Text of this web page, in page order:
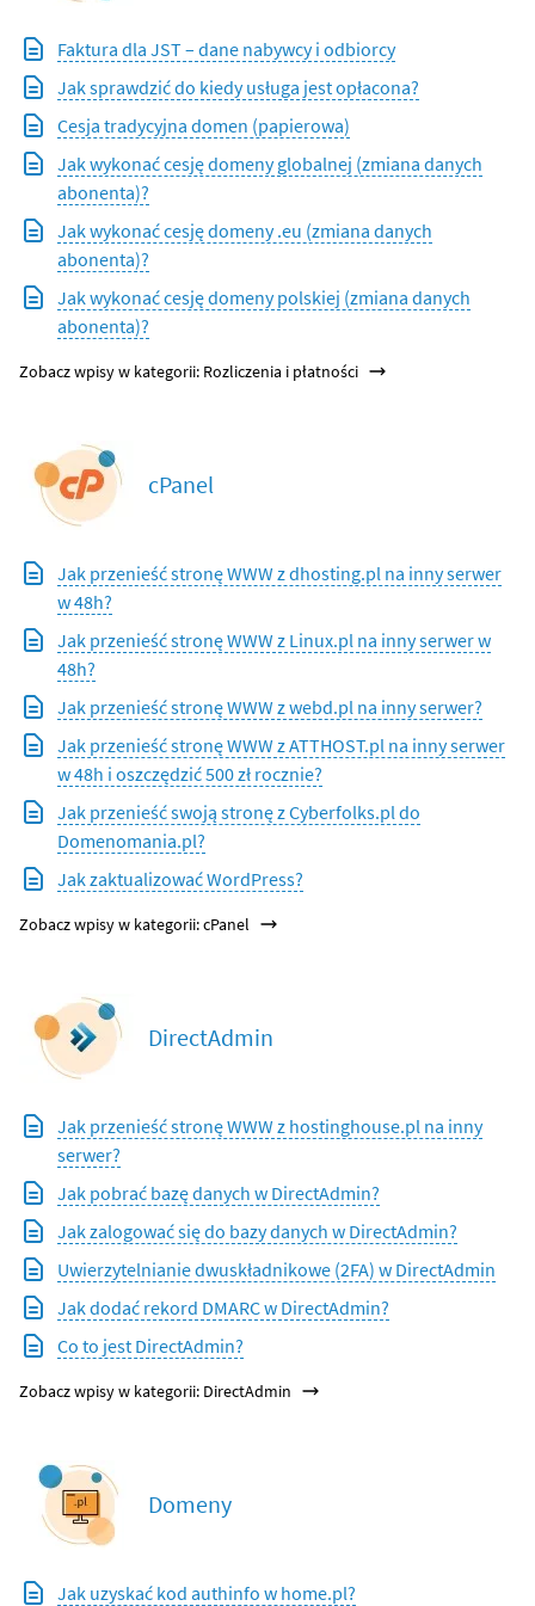
Faktura dla JST – dane nabywcy i odbiorcy
Jak sprawdzić do kiedy usługa jest opłacona?
Cesja tradycyjna domen (papierowa)
Jak wykonać cesję domeny globalnej (zmiana danych
abonenta)?
Jak wykonać cesję domeny .eu (zmiana danych
abonenta)?
Jak wykonać cesję domeny polskiej (zmiana danych
abonenta)?
Zobacz wpisy w kategorii: Rozliczenia i płatności
cPanel
Jak przenieść stronę WWW z dhosting.pl na inny serwer
w 48h?
Jak przenieść stronę WWW z Linux.pl na inny serwer w
48h?
Jak przenieść stronę WWW z webd.pl na inny serwer?
Jak przenieść stronę WWW z ATTHOST.pl na inny serwer
w 48h i oszczędzić 500 zł rocznie?
Jak przenieść swoją stronę z Cyberfolks.pl do
Domenomania.pl?
Jak zaktualizować WordPress?
Zobacz wpisy w kategorii: cPanel
DirectAdmin
Jak przenieść stronę WWW z hostinghouse.pl na inny
serwer?
Jak pobrać bazę danych w DirectAdmin?
Jak zalogować się do bazy danych w DirectAdmin?
Uwierzytelnianie dwuskładnikowe (2FA) w DirectAdmin
Jak dodać rekord DMARC w DirectAdmin?
Co to jest DirectAdmin?
Zobacz wpisy w kategorii: DirectAdmin
Domeny
Jak uzyskać kod authinfo w home.pl?